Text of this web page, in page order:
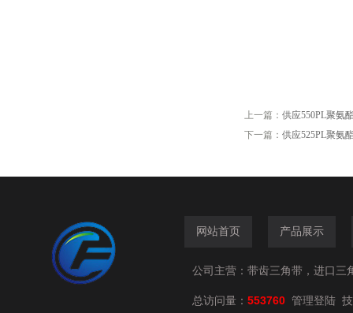
上一篇： 供应550PL聚氨
下一篇： 供应525PL聚氨
网站首页 产品展示
公司主营：带齿三角带，进口三
总访问量： 553760 管理登陆